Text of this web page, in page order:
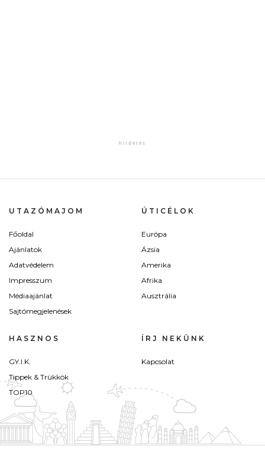
UTAZÓMAJOM
Főoldal
Ajánlatok
Adatvédelem
Impresszum
Médiaajánlat
Sajtómegjelenések
ÚTICÉLOK
Európa
Ázsia
Amerika
Afrika
Ausztrália
HASZNOS
GY.I.K.
Tippek & Trükkök
TOP10
ÍRJ NEKÜNK
Kapcsolat